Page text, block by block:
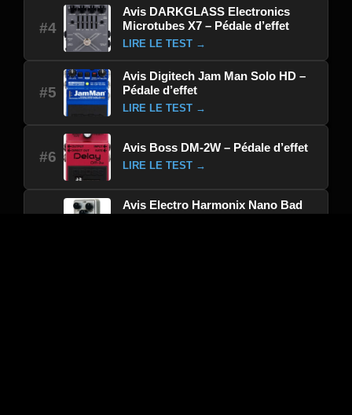
#4
Avis DARKGLASS Electronics
Microtubes X7 – Pédale d’effet
LIRE LE TEST →
#5
Avis Digitech Jam Man Solo HD –
Pédale d’effet
LIRE LE TEST →
#6
Avis Boss DM-2W – Pédale d’effet
LIRE LE TEST →
Avis Electro Harmonix Nano Bad